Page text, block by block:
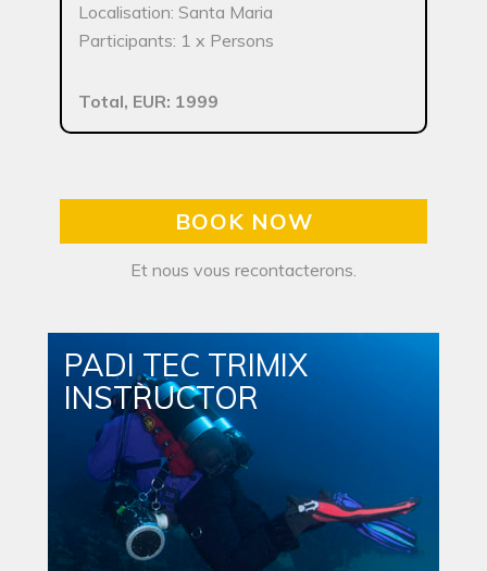
Localisation: Santa Maria
Participants: 1 x Persons
Total, EUR: 1999
BOOK NOW
Et nous vous recontacterons.
PADI TEC TRIMIX
INSTRUCTOR